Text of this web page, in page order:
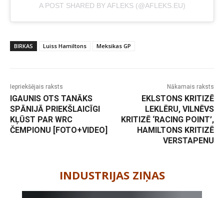
A POST SHARED BY AFLEKS (@AFLEKS.EU)
BIRKAS Luiss Hamiltons Meksikas GP
Iepriekšējais raksts
IGAUNIS OTS TANĀKS
SPĀNIJĀ PRIEKŠLAICĪGI
KĻŪST PAR WRC
ČEMPIONU [FOTO+VIDEO]
Nākamais raksts
EKLSTONS KRITIZĒ
LEKLĒRU, VILNĒVS
KRITIZĒ ‘RACING POINT’,
HAMILTONS KRITIZĒ
VERSTAPENU
INDUSTRIJAS ZIŅAS